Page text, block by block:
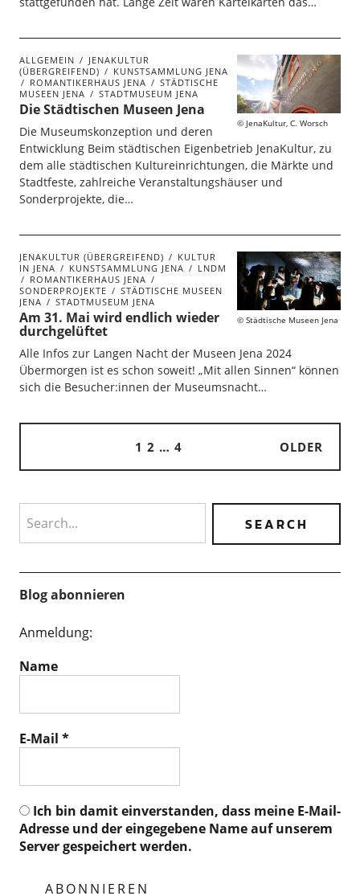
JenaKultur, C. Worsch
ALLGEMEIN
JENAKULTUR
(ÜBERGREIFEND)
KUNSTSAMMLUNG JENA
ROMANTIKERHAUS JENA
STÄDTISCHE
MUSEEN JENA
STADTMUSEUM JENA
Die Städtischen Museen Jena
Die Museumskonzeption und deren
Entwicklung Beim städtischen Eigenbetrieb JenaKultur, zu
dem alle städtischen Kultureinrichtungen, die Märkte und
Stadtfeste, zahlreiche Veranstaltungshäuser und
Sonderprojekte, die…
Städtische Museen Jena
JENAKULTUR (ÜBERGREIFEND)
KULTUR
IN JENA
KUNSTSAMMLUNG JENA
LNDM
ROMANTIKERHAUS JENA
SONDERPROJEKTE
STÄDTISCHE MUSEEN
JENA
STADTMUSEUM JENA
Am 31. Mai wird endlich wieder
durchgelüftet
Alle Infos zur Langen Nacht der Museen Jena 2024
Übermorgen ist es schon soweit! „Mit allen Sinnen“ können
sich die Besucher:innen der Museumsnacht…
1 2 … 4 OLDER
Blog abonnieren
Anmeldung:
Name
E-Mail *
Ich bin damit einverstanden, dass meine E-Mail-
Adresse und der eingegebene Name auf unserem
Server gespeichert werden.